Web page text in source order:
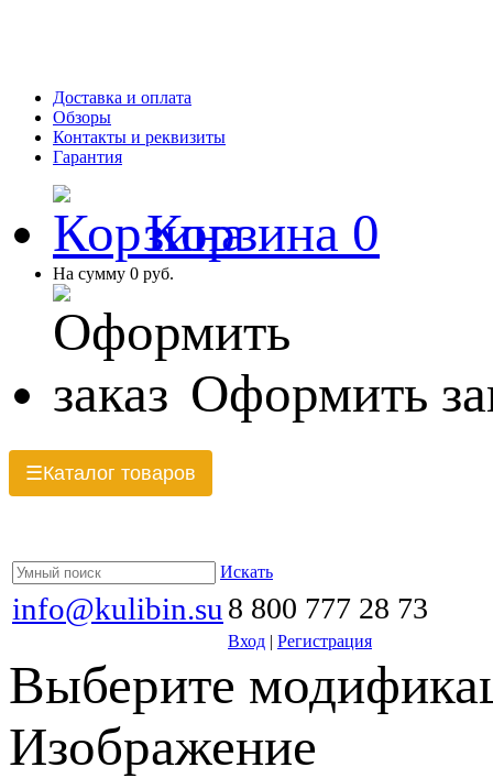
Доставка и оплата
Обзоры
Контакты и реквизиты
Гарантия
Корзина 0
На сумму 0 руб.
Оформить
☰Каталог товаров
Искать
info@kulibin.su 8 800 777 28 73
Вход | Регистрация
Выберите
Изображение